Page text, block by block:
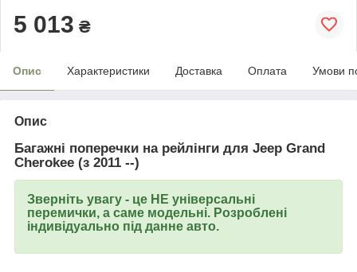
5 013 ₴
Опис Характеристики Доставка Оплата Умови
Опис
Багажні поперечки на рейлінги для Jeep Grand
Cherokee (з 2011 --)
Зверніть увагу - це НЕ універсальні
перемички, а саме модельні. Розроблені
індивідуально під данне авто.